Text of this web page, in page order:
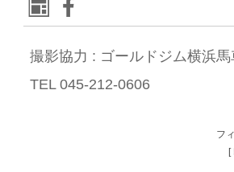
撮影協力 : ゴールドジム横浜馬
TEL 045-212-0606
フ